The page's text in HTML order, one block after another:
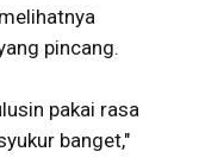
pincang.
pakai rasa
banget,"